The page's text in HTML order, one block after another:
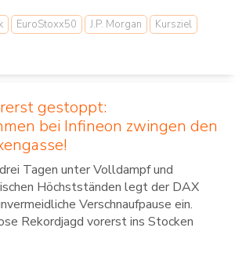
EuroStoxx50 J.P. Morgan
Kursziel
gestoppt:
bei Infineon zwingen den
Tagen unter Volldampf und
Höchstständen legt der DAX
Verschnaufpause ein.
Rekordjagd vorerst ins Stocken